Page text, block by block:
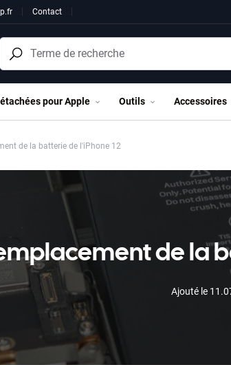
Contact
pour Apple Outils Accessoires
de la batterie de l'iPhone 12
de la
Ajouté le